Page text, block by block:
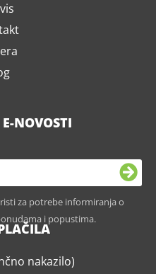
NOVOSTI
za potrebe informiranja o
i popustima.
nakazilo)